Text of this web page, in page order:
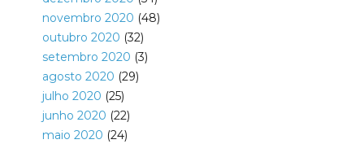
novembro 2020 (48)
outubro 2020 (32)
setembro 2020 (3)
agosto 2020 (29)
julho 2020 (25)
junho 2020 (22)
maio 2020 (24)